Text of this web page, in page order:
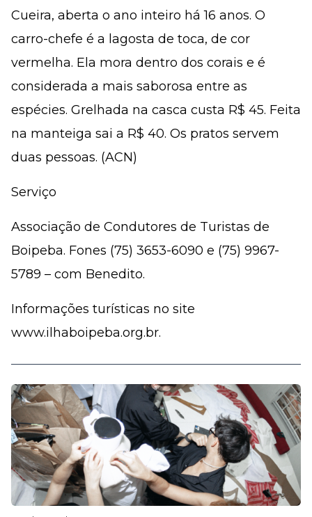
Cueira, aberta o ano inteiro há 16 anos. O
carro-chefe é a lagosta de toca, de cor
vermelha. Ela mora dentro dos corais e é
considerada a mais saborosa entre as
espécies. Grelhada na casca custa R$ 45. Feita
na manteiga sai a R$ 40. Os pratos servem
duas pessoas. (ACN)
Serviço
Associação de Condutores de Turistas de
Boipeba. Fones (75) 3653-6090 e (75) 9967-
5789 – com Benedito.
Informações turísticas no site
www.ilhaboipeba.org.br.